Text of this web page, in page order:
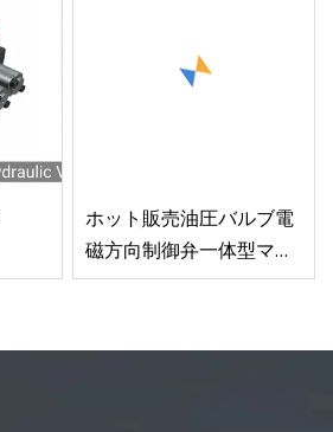
ホット販売油圧バルブ電
磁方向制御弁一体型マル
チ